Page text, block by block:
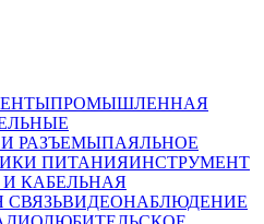
ПРОМЫШЛЕННАЯ
РАЗЪЕМЫПАЯЛЬНОЕ
ПИТАНИЯИНСТРУМЕНТ
КАБЕЛЬНАЯ
ВИДЕОНАБЛЮДЕНИЕ